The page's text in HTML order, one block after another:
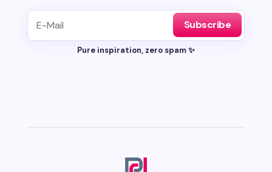
Subscribe
Pure inspiration, zero spam ✨